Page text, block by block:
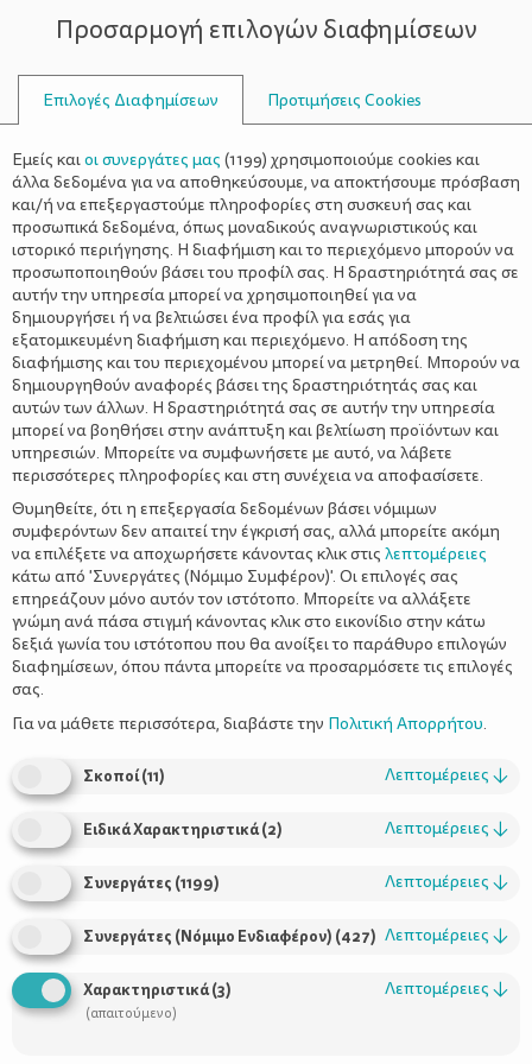
ΣΥΜΒΟΥΛΟΙ
ΌΛΑ ΓΙΑ ΤΗ ΜΑΜΆ>ΥΓΕΊΑ
Οι τροφές που αυξάνουν τη
γονιμότητα
όμως όταν είναι στη διαδικασία για να πετύχει μια εγκυμοσύνη;
Ποιες είναι οι τροφές που πρέπει να προτιμήσει;
Oι τροφές που σας προτείνουμε περιέχουν θρεπτικά συστατικά
που εκτιμάται από τους ειδικούς ότι αυξάνουν τη γονιμότητα
και, κατά συνέπεια, τις πιθανότητες να μείνετε έγκυος πιο
γρήγορα!
Ψωμί ολικής άλεσης
Είναι πλούσιο σε σύνθετους υδατάνθρακες οι οποίοι απαιτούν
Προσαρμογή επιλογών διαφημίσεων
Επιλογές Διαφημίσεων Προτιμήσεις Cookies
Εμείς καιοι συνεργάτες μας (1199) χρησιμοποιούμε cookies και
άλλα δεδομένα για να αποθηκεύσουμε, να αποκτήσουμε πρόσβαση
και/ή να επεξεργαστούμε πληροφορίες στη συσκευή σας και
προσωπικά δεδομένα, όπως μοναδικούς αναγνωριστικούς και
ιστορικό περιήγησης. Η διαφήμιση και το περιεχόμενο μπορούν να
προσωποποιηθούν βάσει του προφίλ σας. Η δραστηριότητά σας σε
αυτήν την υπηρεσία μπορεί να χρησιμοποιηθεί για να
δημιουργήσει ή να βελτιώσει ένα προφίλ για εσάς για
εξατομικευμένη διαφήμιση και περιεχόμενο. Η απόδοση της
διαφήμισης και του περιεχομένου μπορεί να μετρηθεί. Μπορούν να
δημιουργηθούν αναφορές βάσει της δραστηριότητάς σας και
αυτών των άλλων. Η δραστηριότητά σας σε αυτήν την υπηρεσία
μπορεί να βοηθήσει στην ανάπτυξη και βελτίωση προϊόντων και
υπηρεσιών. Μπορείτε να συμφωνήσετε με αυτό, να λάβετε
περισσότερες πληροφορίες και στη συνέχεια να αποφασίσετε.
Θυμηθείτε, ότι η επεξεργασία δεδομένων βάσει νόμιμων
συμφερόντων δεν απαιτεί την έγκρισή σας, αλλά μπορείτε ακόμη
να επιλέξετε να αποχωρήσετε κάνοντας κλικ στις λεπτομέρειες
κάτω από 'Συνεργάτες (Νόμιμο Συμφέρον)'. Οι επιλογές σας
επηρεάζουν μόνο αυτόν τον ιστότοπο. Μπορείτε να αλλάξετε
γνώμη ανά πάσα στιγμή κάνοντας κλικ στο εικονίδιο στην κάτω
δεξιά γωνία του ιστότοπου που θα ανοίξει το παράθυρο επιλογών
διαφημίσεων, όπου πάντα μπορείτε να προσαρμόσετε τις επιλογές
σας.
Για να μάθετε περισσότερα, διαβάστε την Πολιτική Απορρήτου.
Σκοποί(11) Λεπτομέρειες ↓
Ειδικά Χαρακτηριστικά(2) Λεπτομέρειες ↓
Συνεργάτες (1199) Λεπτομέρειες ↓
Συνεργάτες (Νόμιμο Ενδιαφέρον) (427) Λεπτομέρειες ↓
Χαρακτηριστικά(3)
(απαιτούμενο)
Λεπτομέρειες ↓